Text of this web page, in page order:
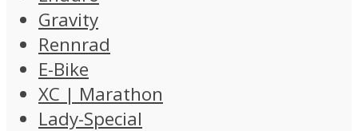
Gravity
Rennrad
E-Bike
XC | Marathon
Lady-Special